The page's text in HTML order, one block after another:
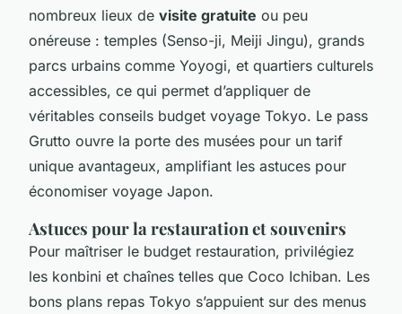
nombreux lieux de visite gratuite ou peu
onéreuse : temples (Senso-ji, Meiji Jingu), grands
parcs urbains comme Yoyogi, et quartiers culturels
accessibles, ce qui permet d’appliquer de
véritables conseils budget voyage Tokyo. Le pass
Grutto ouvre la porte des musées pour un tarif
unique avantageux, amplifiant les astuces pour
économiser voyage Japon.
Astuces pour la restauration et souvenirs
Pour maîtriser le budget restauration, privilégiez
les konbini et chaînes telles que Coco Ichiban. Les
bons plans repas Tokyo s’appuient sur des menus